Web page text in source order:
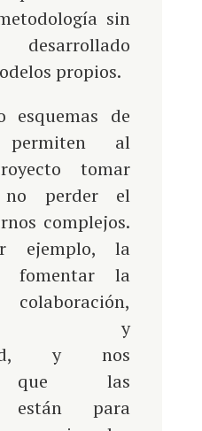
sin
propios.
de
permiten al
tomar
no perder el
complejos.
ejemplo, la
fomentar la
y
y nos
que las
están para